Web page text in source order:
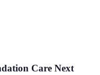
Care Next